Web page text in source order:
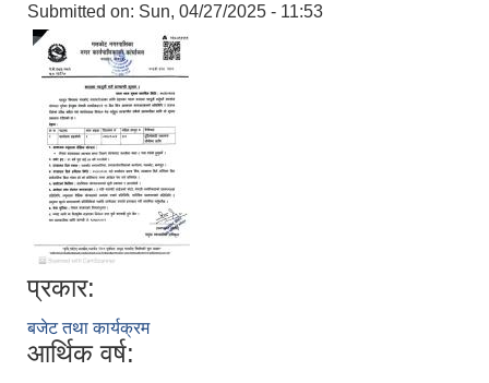
Submitted on: Sun, 04/27/2025 - 11:53
प्रकार:
बजेट तथा कार्यक्रम
आर्थिक वर्ष: